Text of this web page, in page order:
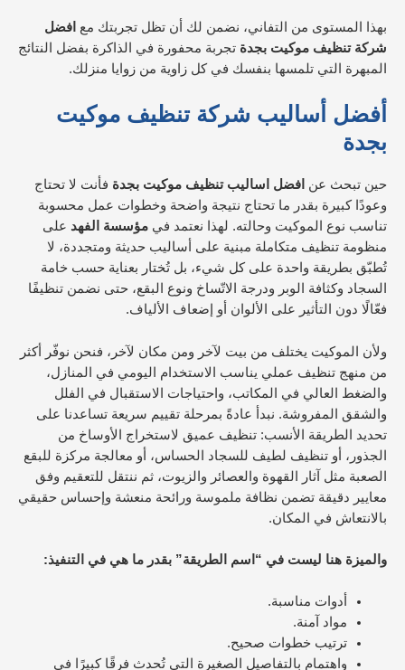
بهذا المستوى من التفاني، نضمن لك أن تظل تجربتك مع افضل
شركة تنظيف موكيت بجدة تجربة محفورة في الذاكرة بفضل النتائج
المبهرة التي تلمسها بنفسك في كل زاوية من زوايا منزلك.
أفضل أساليب شركة تنظيف موكيت
بجدة
حين تبحث عن افضل اساليب تنظيف موكيت بجدة فأنت لا تحتاج
وعودًا كبيرة بقدر ما تحتاج نتيجة واضحة وخطوات عمل محسوبة
تناسب نوع الموكيت وحالته. لهذا نعتمد في مؤسسة الفهد على
منظومة تنظيف متكاملة مبنية على أساليب حديثة ومتجددة، لا
تُطبّق بطريقة واحدة على كل شيء، بل تُختار بعناية حسب خامة
السجاد وكثافة الوبر ودرجة الاتّساخ ونوع البقع، حتى نضمن تنظيفًا
فعّالًا دون التأثير على الألوان أو إضعاف الألياف.
ولأن الموكيت يختلف من بيت لآخر ومن مكان لآخر، فنحن نوفّر أكثر
من منهج تنظيف عملي يناسب الاستخدام اليومي في المنازل،
والضغط العالي في المكاتب، واحتياجات الاستقبال في الفلل
والشقق المفروشة. نبدأ عادةً بمرحلة تقييم سريعة تساعدنا على
تحديد الطريقة الأنسب: تنظيف عميق لاستخراج الأوساخ من
الجذور، أو تنظيف لطيف للسجاد الحساس، أو معالجة مركزة للبقع
الصعبة مثل آثار القهوة والعصائر والزيوت، ثم ننتقل للتعقيم وفق
معايير دقيقة تضمن نظافة ملموسة ورائحة منعشة وإحساس حقيقي
بالانتعاش في المكان.
والميزة هنا ليست في “اسم الطريقة” بقدر ما هي في التنفيذ:
أدوات مناسبة.
مواد آمنة.
ترتيب خطوات صحيح.
واهتمام بالتفاصيل الصغيرة التي تُحدث فرقًا كبيرًا في